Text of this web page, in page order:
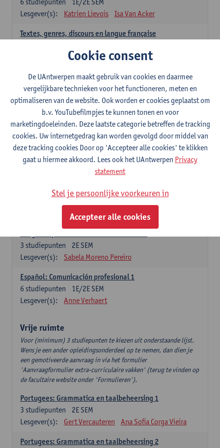
Lesgever(s):
Katrien Lievois Isa Van Acker
Textes, genres, discours en langue française
Kris Peeters
Spaans: verplichte opleidingsonderdelen
Gramática española 1
1E SEM
studiepunten
Lesgever(s):
Anne Verhaert
Gramática española 2
2E SEM
3studiepunten
Anne Verhaert
Lengua española: Destrezas básicas
Sabela Moreno Pereiro
2E SEM
3 studiepunten
Lesgever(s):
Sabela Moreno Pereiro
Español: Comunicación profesional 1
1E/2E SEM
6 studiepunten
Lesgever(s):
Anne Verhaert
Vrije ruimte
Voor (minimum) 3 studiepunten te kiezen uit onderstaande lijst.
Wens je een ander opleidingsonderdeel op te nemen, dan dien je
een gemotiveerde aanvraag in via het formulier
'Aanvraagformulier extra-curriculaire vakken' (terug te vinden op
de facultaire website onder 'Formulieren').
Portugees: Grammatica en taalbeheersing 1
2E SEM
3 studiepunten
Lesgever(s):
Gert Vercauteren Ana Sofia Corga Vieira
Portugees: Grammatica en taalbeheersing 2
Cookie consent
De UAntwerpen maakt gebruik van cookies en daarmee
vergelijkbare technieken voor het functioneren, meten en
optimaliseren van de website. Ook worden er cookies geplaatst om
b.v. YouTubefilmpjes te kunnen tonen en voor
marketingdoeleinden. Deze laatste categorie betreffen de tracking
cookies. Uw internetgedrag kan worden gevolgd door middel van
deze tracking cookies Door op 'Accepteer alle cookies' te klikken
gaat u hiermee akkoord. Lees ook het UAntwerpen Privacy
statement
Stel je persoonlijke voorkeuren in
Accepteer alle cookies